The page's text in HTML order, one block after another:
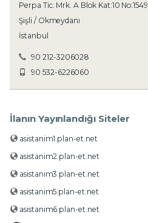
Perpa Tic. Mrk. A Blok Kat:10 No:1549
Şişli / Okmeydanı
İstanbul
90 212-3206028
90 532-6226060
İlanın Yayınlandığı Siteler
asistanim1.plan-et.net
asistanim2.plan-et.net
asistanim3.plan-et.net
asistanim5.plan-et.net
asistanim6.plan-et.net